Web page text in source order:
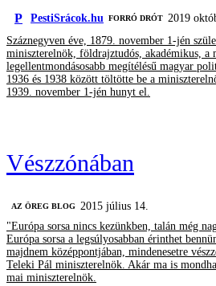
P PestiSrácok.hu FORRÓ DRÓT 2019
Száznegyven éve, 1879. november 1-jén
miniszterelnök, földrajztudós, akadémikus, a
legellentmondásosabb megítélésű magyar
1936 és 1938 között töltötte be a
1939. november 1-jén hunyt el.
Vészzónában
AZ ÖREG BLOG 2015 július 14.
"Európa sorsa nincs kezünkben, talán még
Európa sorsa a legsúlyosabban érinthet
majdnem középpontjában, mindenesetre
Teleki Pál miniszterelnök. Akár ma is
mai miniszterelnök.